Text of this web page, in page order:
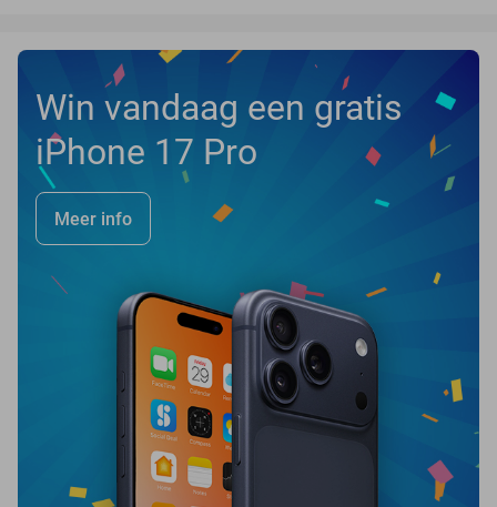
Win vandaag een gratis
iPhone 17 Pro
Meer info